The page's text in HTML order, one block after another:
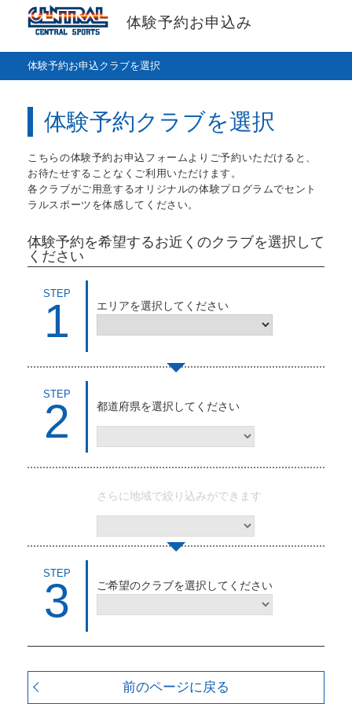
体験予約お申込み
体験予約お申込クラブを選択
体験予約クラブを選択
こちらの体験予約お申込フォームよりご予約いただけると、
お待たせすることなくご利用いただけます。
各クラブがご用意するオリジナルの体験プログラムでセント
ラルスポーツを体感してください。
体験予約を希望するお近くのクラブを選択して
ください
STEP
1 エリアを選択してください
STEP
2 都道府県を選択してください
さらに地域で絞り込みができます
STEP
3 ご希望のクラブを選択してください
前のページに戻る